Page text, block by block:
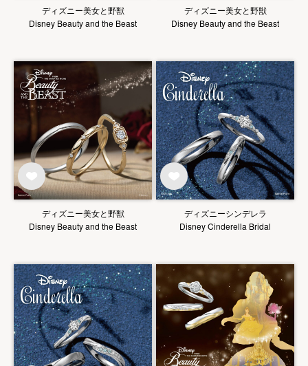
ディズニー美女と野獣
Disney Beauty and the Beast
ディズニー美女と野獣
Disney Beauty and the Beast
ディズニー美女と野獣
Disney Beauty and the Beast
ディズニーシンデレラ
Disney Cinderella Bridal